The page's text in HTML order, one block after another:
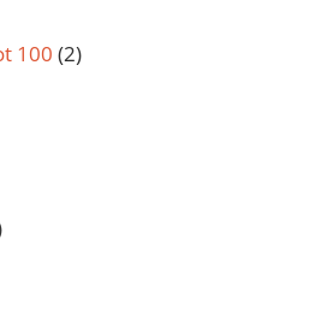
100 (2)